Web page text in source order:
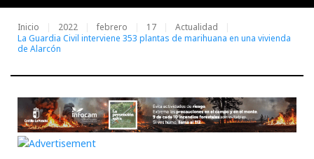
Inicio 2022 febrero 17
Actualidad
La Guardia Civil interviene 353 plantas de marihuana en una vivienda
de Alarcón